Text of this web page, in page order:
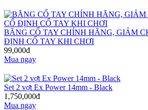
BĂNG CỔ TAY CHÍNH HÃNG, GIẢM
ĐỊNH CỔ TAY KHI CHƠI
99,000đ
Mua ngay
Set 2 vợt Ex Power 14mm - Black
1,750,000đ
Mua ngay